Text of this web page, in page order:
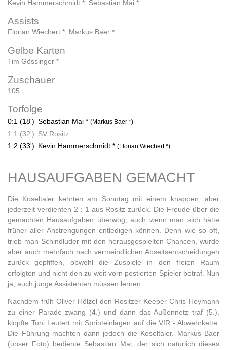
Kevin Hammerschmidt * Sebastian Mai *
Assists
Florian Wiechert * Markus Baer *
Gelbe Karten
Tim Gössinger *
Zuschauer
105
Torfolge
0:1 (18') Sebastian Mai * (Markus Baer *)
1:1 (32') SV Rositz
1:2 (33') Kevin Hammerschmidt * (Florian Wiechert *)
HAUSAUFGABEN GEMACHT
Die Koseltaler kehrten am Sonntag mit einem knappen, aber
jederzeit verdienten 2 : 1 aus Rositz zurück. Die Freude über die
gemachten Hausaufgaben überwog, auch wenn man sich hätte
früher aller Anstrengungen entledigen können. Denn wie so oft,
trieb man Schindluder mit den herausgespielten Chancen, wurde
aber auch mehrfach nach vermeindlichen Abseitsentscheidungen
zurück gepfiffen, obwohl die Zuspiele in den freien Raum
erfolgten und nicht den zu weit vorn postierten Spieler betraf. Nun
ja, auch junge Assistenten müssen lernen.
Nachdem früh Oliver Hölzel den Rositzer Keeper Chris Heymann
zu einer Parade zwang (4.) und dann das Außennetz traf (5.),
klopfte Toni Leutert mit Sprinteinlagen auf die VfR - Abwehrkette.
Die Führung machten dann jedoch die Koseltaler. Markus Baer
(unser Foto) bediente Sebastian Mai, der sich natürlich dieses